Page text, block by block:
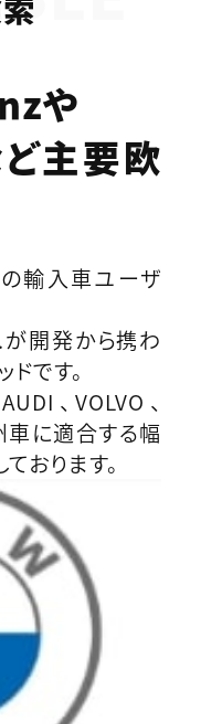
や
主要欧
の輸入車ユーザ
開発から携わ
です。
、VOLVO、
に適合する幅
おります。